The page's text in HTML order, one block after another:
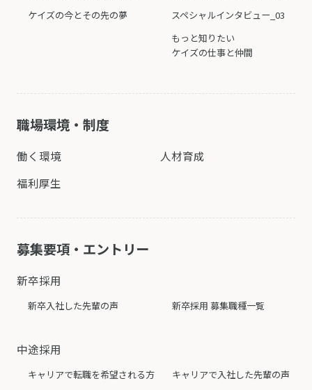
ケイズの今とその先の夢
スペシャルインタビュー_03
もっと知りたい
ケイズの仕事と仲間
職場環境・制度
働く環境
人材育成
福利厚生
募集要項・エントリー
新卒採用
新卒入社した先輩の声 新卒採用 募集職種一覧
中途採用
キャリアで転職を希望される方
キャリアで入社した先輩の声